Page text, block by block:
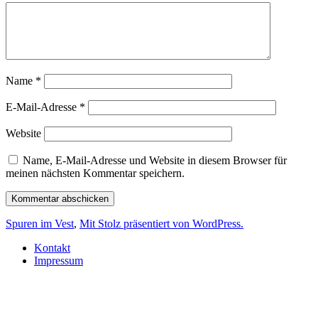
Name *
E-Mail-Adresse *
Website
Name, E-Mail-Adresse und Website in diesem Browser für
meinen nächsten Kommentar speichern.
Spuren im Vest, Mit Stolz präsentiert von WordPress.
Kontakt
Impressum